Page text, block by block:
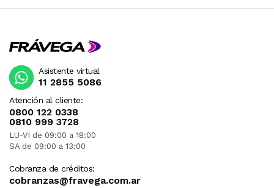
Atención al cliente:
0800 122 0338
0810 999 3728
LU-VI de 09:00 a 18:00
SA de 09:00 a 13:00
Cobranza de créditos:
cobranzas@fravega.com.ar
Asistente virtual
11 2855 5086